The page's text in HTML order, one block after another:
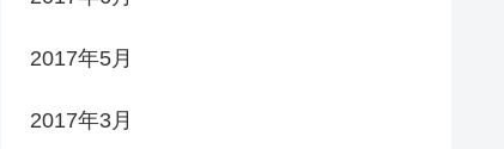
2017年5月
2017年3月